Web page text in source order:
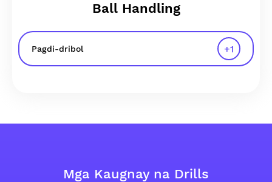
Ball Handling
Pagdi-dribol +1
Mga Kaugnay na Drills